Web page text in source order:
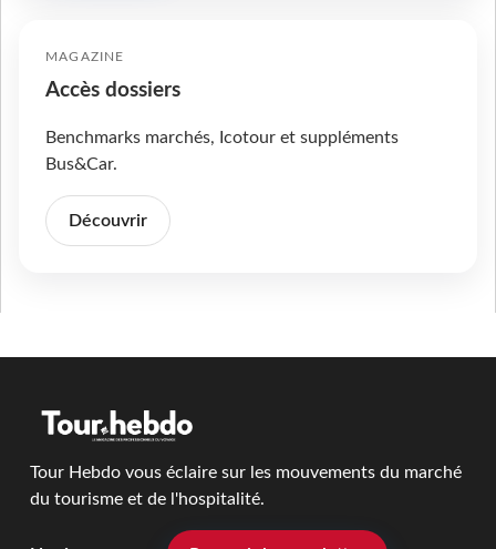
MAGAZINE
Accès dossiers
Benchmarks marchés, Icotour et suppléments
Bus&Car.
Découvrir
Tour Hebdo vous éclaire sur les mouvements du marché
du tourisme et de l'hospitalité.